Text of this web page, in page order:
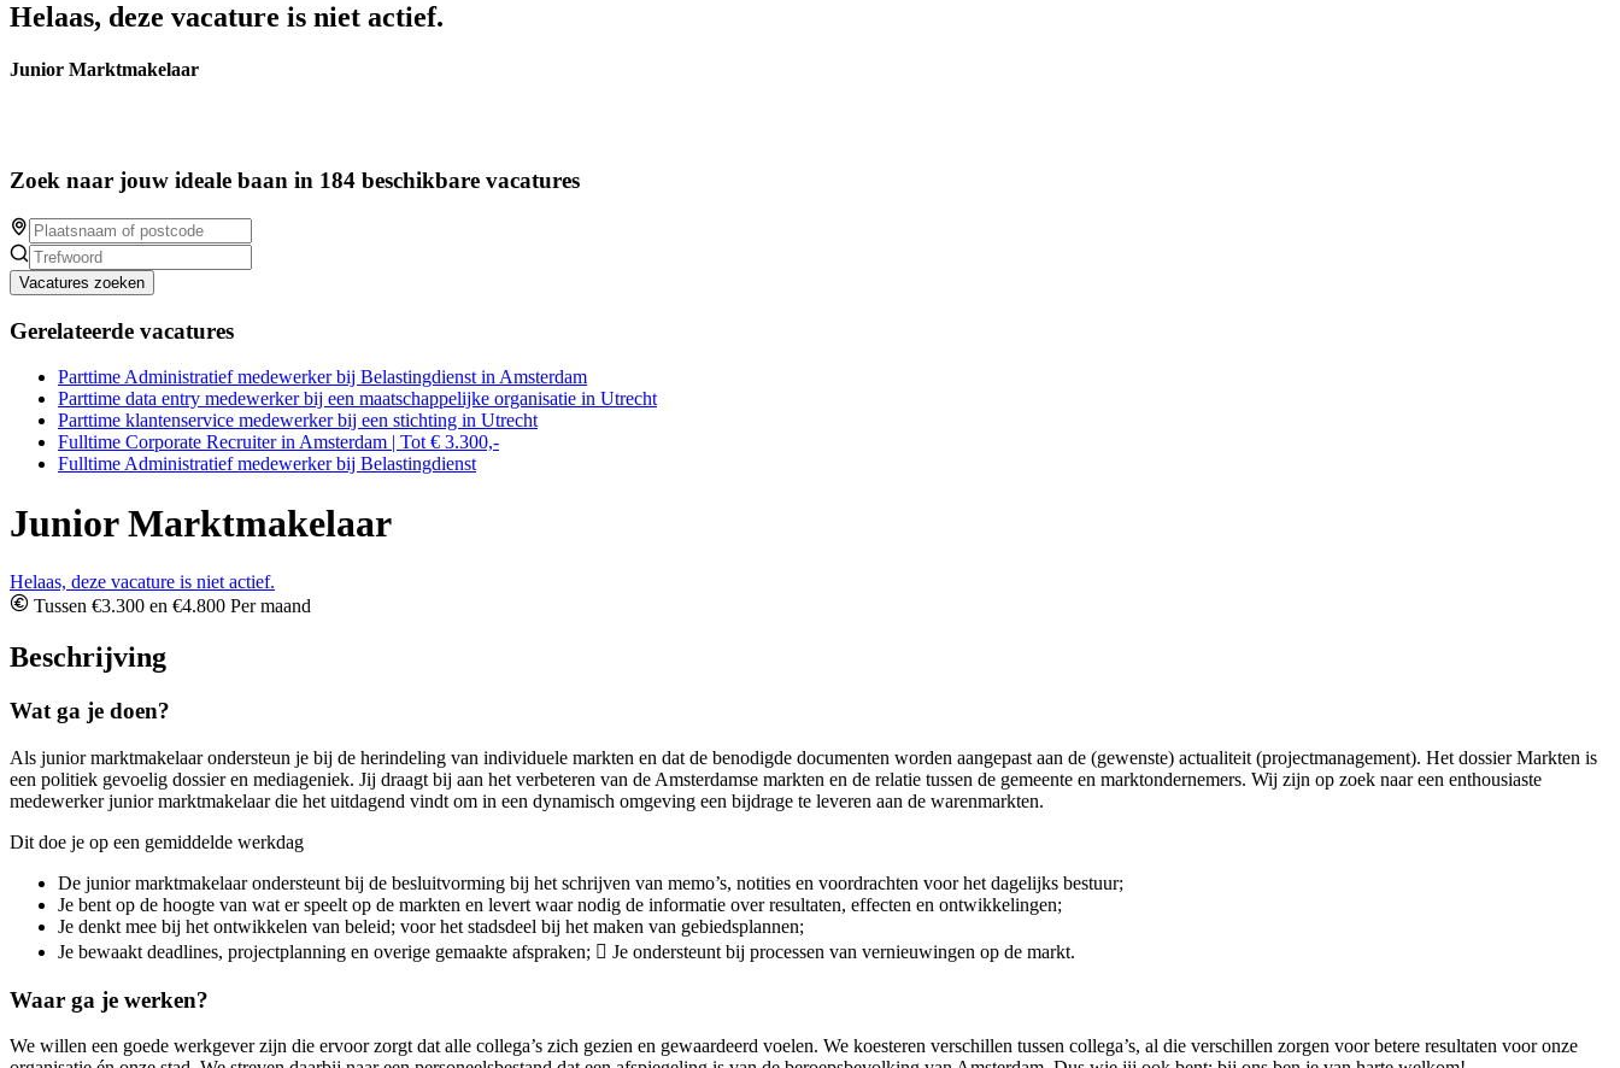
Helaas, deze vacature is niet actief.
Junior Marktmakelaar
Zoek naar jouw ideale baan in 184 beschikbare vacatures
Vacatures zoeken
Gerelateerde vacatures
Parttime Administratief medewerker bij Belastingdienst in Amsterdam
Parttime data entry medewerker bij een maatschappelijke organisatie in Utrecht
Parttime klantenservice medewerker bij een stichting in Utrecht
Fulltime Corporate Recruiter in Amsterdam | Tot € 3.300,-
Fulltime Administratief medewerker bij Belastingdienst
Junior Marktmakelaar
Helaas, deze vacature is niet actief.
Tussen €3.300 en €4.800 Per maand
Beschrijving
Wat ga je doen?
Als junior marktmakelaar ondersteun je bij de herindeling van individuele markten en dat de benodigde documenten worden aangepast aan de (gewenste) actualiteit (projectmanagement). Het dossier Markten is
een politiek gevoelig dossier en mediageniek. Jij draagt bij aan het verbeteren van de Amsterdamse markten en de relatie tussen de gemeente en marktondernemers. Wij zijn op zoek naar een enthousiaste
medewerker junior marktmakelaar die het uitdagend vindt om in een dynamisch omgeving een bijdrage te leveren aan de warenmarkten.
Dit doe je op een gemiddelde werkdag
De junior marktmakelaar ondersteunt bij de besluitvorming bij het schrijven van memo’s, notities en voordrachten voor het dagelijks bestuur;
Je bent op de hoogte van wat er speelt op de markten en levert waar nodig de informatie over resultaten, effecten en ontwikkelingen;
Je denkt mee bij het ontwikkelen van beleid; voor het stadsdeel bij het maken van gebiedsplannen;
Je bewaakt deadlines, projectplanning en overige gemaakte afspraken;  Je ondersteunt bij processen van vernieuwingen op de markt.
Waar ga je werken?
We willen een goede werkgever zijn die ervoor zorgt dat alle collega’s zich gezien en gewaardeerd voelen. We koesteren verschillen tussen collega’s, al die verschillen zorgen voor betere resultaten voor onze